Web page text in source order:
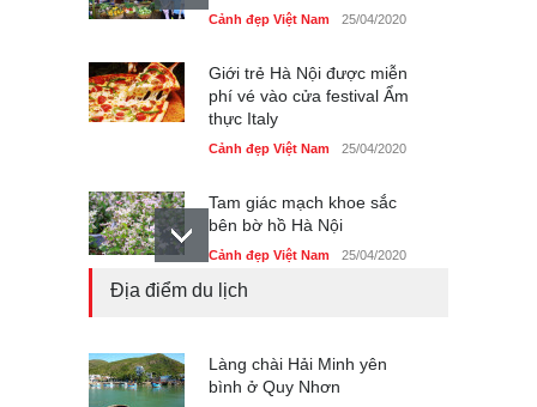
Cảnh đẹp Việt Nam 25/04/2020
Giới trẻ Hà Nội được miễn
phí vé vào cửa festival Ẩm
thực Italy
Cảnh đẹp Việt Nam 25/04/2020
Tam giác mạch khoe sắc
bên bờ hồ Hà Nội
Cảnh đẹp Việt Nam 25/04/2020
Cảnh đẹp Việt Nam 25/04/2020
Địa điểm du lịch
Làng chài Hải Minh yên
bình ở Quy Nhơn